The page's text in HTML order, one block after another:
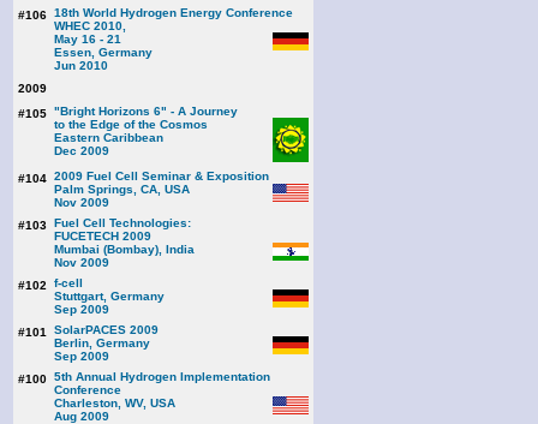
#106 18th World Hydrogen Energy Conference
WHEC 2010,
May 16 - 21
Essen, Germany
Jun 2010
2009
#105 "Bright Horizons 6" - A Journey
to the Edge of the Cosmos
Eastern Caribbean
Dec 2009
#104 2009 Fuel Cell Seminar & Exposition
Palm Springs, CA, USA
Nov 2009
#103 Fuel Cell Technologies:
FUCETECH 2009
Mumbai (Bombay), India
Nov 2009
#102
f-cell
Stuttgart, Germany
Sep 2009
#101
SolarPACES 2009
Berlin, Germany
Sep 2009
#100 5th Annual Hydrogen Implementation
Conference
Charleston, WV, USA
Aug 2009